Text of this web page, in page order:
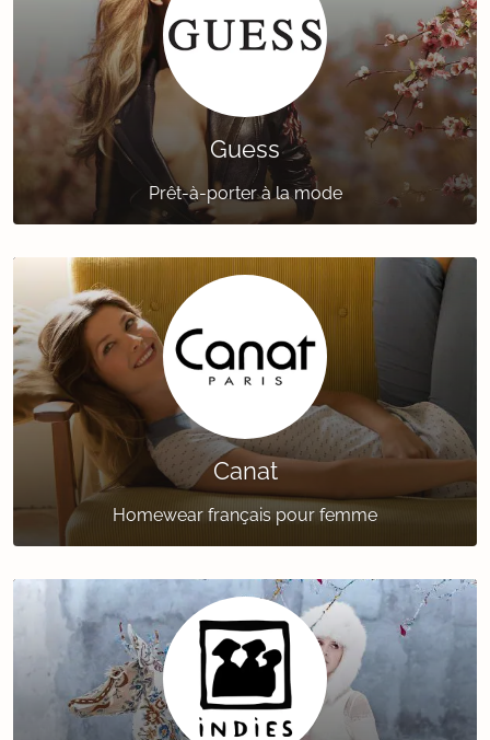
Guess
Prêt-à-porter à la mode
Canat
Homewear français pour femme